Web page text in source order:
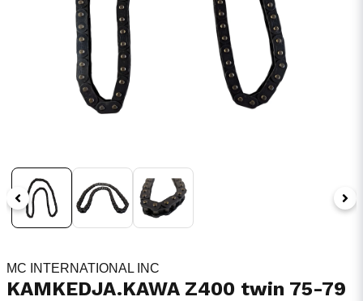
MC INTERNATIONAL INC
KAMKEDJA.KAWA Z400 twin 75-79